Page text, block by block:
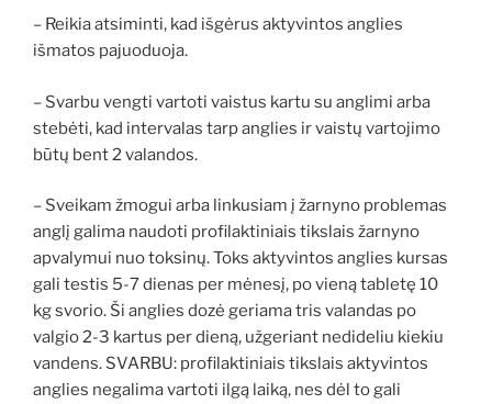
– Reikia atsiminti, kad išgėrus aktyvintos anglies
išmatos pajuoduoja.
– Svarbu vengti vartoti vaistus kartu su anglimi arba
stebėti, kad intervalas tarp anglies ir vaistų vartojimo
būtų bent 2 valandos.
– Sveikam žmogui arba linkusiam į žarnyno problemas
anglį galima naudoti profilaktiniais tikslais žarnyno
apvalymui nuo toksinų. Toks aktyvintos anglies kursas
gali testis 5-7 dienas per mėnesį, po vieną tabletę 10
kg svorio. Ši anglies dozė geriama tris valandas po
valgio 2-3 kartus per dieną, užgeriant nedideliu kiekiu
vandens. SVARBU: profilaktiniais tikslais aktyvintos
anglies negalima vartoti ilgą laiką, nes dėl to gali